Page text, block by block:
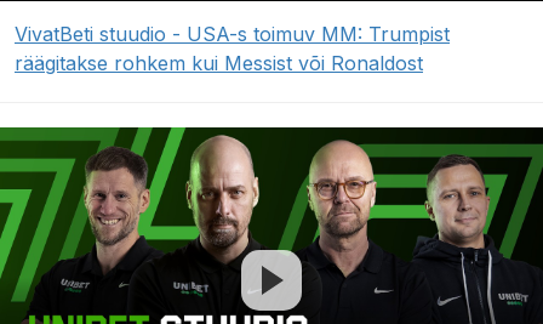
VivatBeti stuudio - USA-s toimuv MM: Trumpist
räägitakse rohkem kui Messist või Ronaldost